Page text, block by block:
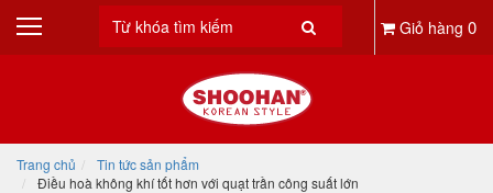
Giỏ hàng 0
Trang chủ
Tin tức sản phẩm
Điều hoà không khí tốt hơn với quạt trần công suất lớn